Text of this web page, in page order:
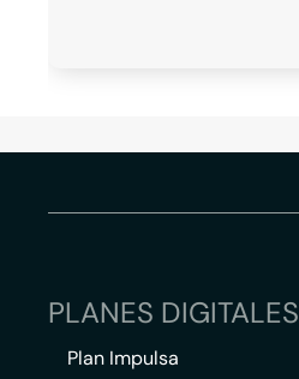
PLANES DIGITALES
Plan Impulsa